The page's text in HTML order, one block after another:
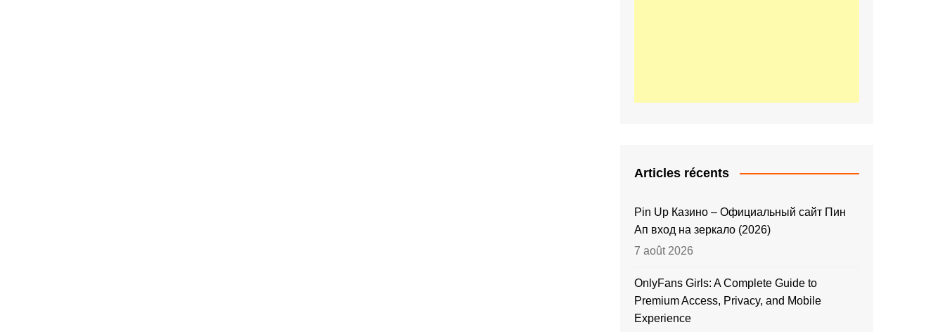
Articles récents
Pin Up Казино – Официальный сайт Пин
Ап вход на зеркало (2026)
7 août 2026
OnlyFans Girls: A Complete Guide to
Premium Access, Privacy, and Mobile
Experience